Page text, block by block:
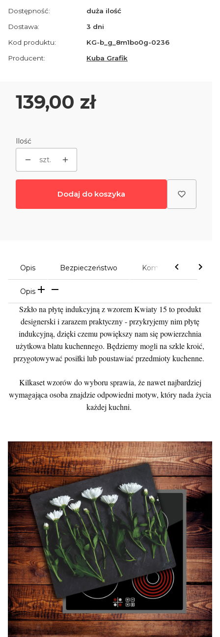
Dostępność:
duża ilość
Dostawa:
3 dni
Kod produktu:
KG-b_g_8m1bo0g-0236
Producent:
Kuba Grafik
Cena
139,00 zł
Ilość
szt.
Dodaj do koszyka
Opis Bezpieczeństwo Komentarze
Opis
Szkło na płytę indukcyjną z wzorem Kwiaty 15 to produkt
designerski i zarazem praktyczny - przykryjemy nim płytę
indukcyjną, dzięki czemu powiększy nam się powierzchnia
użytkowa blatu kuchennego. Będziemy mogli na szkle kroić,
przygotowywać posiłki lub poustawiać przedmioty kuchenne.
Kilkaset wzorów do wyboru sprawia, że nawet najbardziej
wymagająca osoba znajdzie odpowiedni motyw, który nada życia
każdej kuchni.